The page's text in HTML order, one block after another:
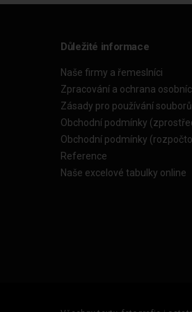
Důležité informace
Naše firmy a řemeslníci
Zpracování a ochrana
Zásady pro používání
Obchodní podmínky
Obchodní podmínky
Reference
Naše excelové tabulky online